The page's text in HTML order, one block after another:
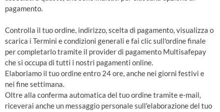
pagamento.
Controlla il tuo ordine, indirizzo, scelta di pagamento, visualizza o
scarica i Termini e condizioni generali e fai clic sull'ordine finale
per completarlo tramite il provider di pagamento Multisafepay
che si occupa di tutti i nostri pagamenti online.
Elaboriamo il tuo ordine entro 24 ore, anche nei giorni festivi e
nei fine settimana.
Oltre alla conferma automatica del tuo ordine tramite e-mail,
riceverai anche un messaggio personale sull'elaborazione del tuo